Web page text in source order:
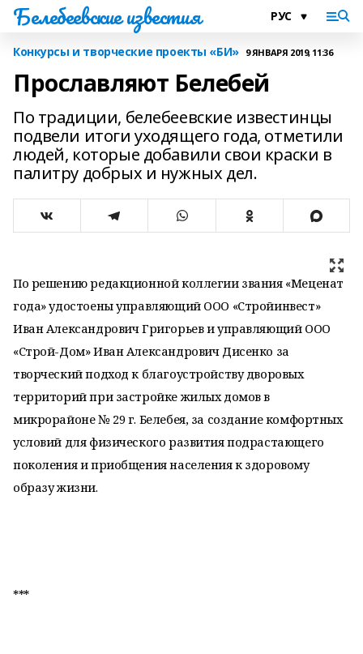
Белебеевские известия
Конкурсы и творческие проекты «БИ» 9 ЯНВАРЯ 2019, 11:36
Прославляют Белебей
По традиции, белебеевские известинцы
подвели итоги уходящего года, отметили
людей, которые добавили свои краски в
палитру добрых и нужных дел.
По решению редакционной коллегии звания «Меценат
года» удостоены управляющий ООО «Стройинвест»
Иван Александрович Григорьев и управляющий ООО
«Строй-Дом» Иван Александрович Дисенко за
творческий подход к благоустройству дворовых
территорий при застройке жилых домов в
микрорайоне № 29 г. Белебея, за создание комфортных
условий для физического развития подрастающего
поколения и приобщения населения к здоровому
образу жизни.
***